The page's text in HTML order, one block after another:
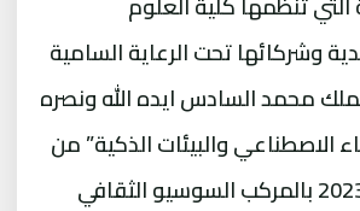
وشركائها تحت الرعاية السامية
محمد السادس ايده الله ونصره
الاصطناعي والبيئات الذكية” من
23 إلى 25 نونبر 2023 بالمركب السوسيو الثقافي